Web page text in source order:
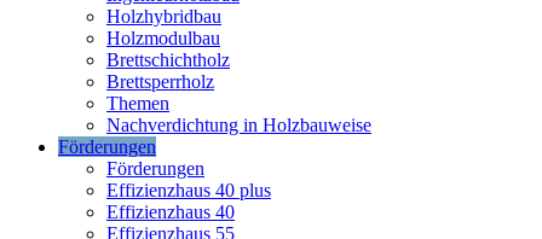
Holzhybridbau
Holzmodulbau
Brettschichtholz
Brettsperrholz
Themen
Nachverdichtung in Holzbauweise
Förderungen
Förderungen
Effizienzhaus 40 plus
Effizienzhaus 40
Effizienzhaus 55